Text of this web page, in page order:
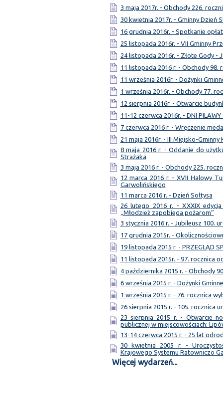
3 maja 2017r. - Obchody 226.
30 kwietnia 2017r. - Gminny Dzień
16 grudnia 2016r. - Spotkanie
25 listopada 2016r. - VII Gminny
24 listopada 2016r. - Złote Gody -
11 listopada 2016 r. - Obchody 98.
11 września 2016r. - Dożynki
1 września 2016r. - Obchody 77.
12 sierpnia 2016r. - Otwarcie
11-12 czerwca 2016r. - DNI PILAWY
7 czerwca 2016 r. - Wręczenie
21 maja 2016r. - III Miejsko-
8 maja 2016 r. - Oddanie do
Strażaka
3 maja 2016 r. - Obchody 225.
12 marca 2016 r. - XVII Halowy
Garwolińskiego
11 marca 2016 r. - Dzień Sołtysa
26 lutego 2016 r. - XXXIX
„Młodzież zapobiega pożarom”
3 stycznia 2016 r. - Jubileusz 100.
17 grudnia 2015r. -
19 listopada 2015 r. - PRZEGLĄD
11 listopada 2015r. - 97. rocznica
4 października 2015 r. - Obchody
6 września 2015 r. - Dożynki
1 września 2015 r. - 76. rocznica
26 sierpnia 2015 r. - 105. rocznica
23 sierpnia 2015 r. - Otwarcie
publicznej w miejscowościach:
13-14 czerwca 2015 r. - 25 lat
30 kwietnia 2005 r. -
Krajowego Systemu Ratowniczo
Więcej wydarzeń...